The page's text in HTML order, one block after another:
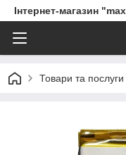
Інтернет-магазин
Товари та послуги